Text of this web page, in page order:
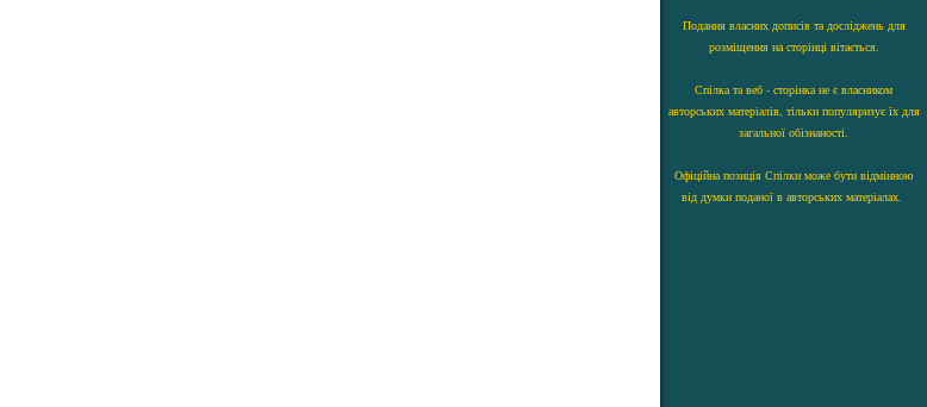
Подання власних дописів та досліджень для
розміщення на сторінці вітається.
Спілка та веб - сторінка не є власником
авторських матеріалів, тільки популяризує їх для
загальної обізнаності.
Офіційна позиція Спілки може бути відмінною
від думки поданої в авторських матеріалах.